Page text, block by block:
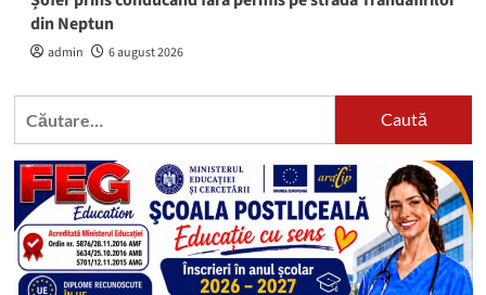
din Neptun
admin 6 august 2026
Caută